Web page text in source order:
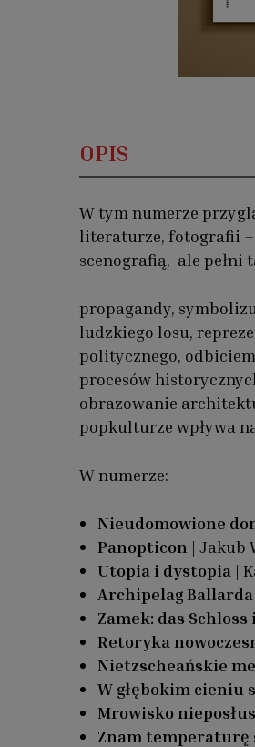
OPIS
Opis
W tym numerze
literaturze, fotografii
scenografią, ale pełni
propagandy,
ludzkiego losu,
politycznego,
procesów
obrazowanie
popkulturze wpływa
W numerze:
Nieudomowione
Panopticon | Jakub
Utopia i dystopia |
Archipelag Ballarda
Zamek: das
Retoryka
Nietzscheańskie
W głębokim cieniu
Mrowisko
Znam temperaturę